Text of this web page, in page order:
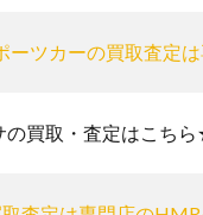
ーツカーの買取査定
買取・査定はこち